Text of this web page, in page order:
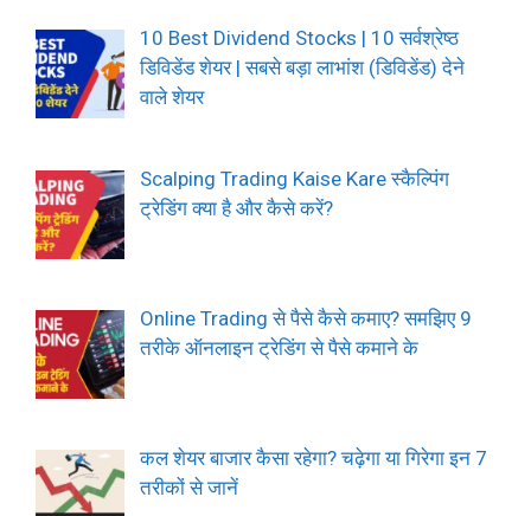
10 Best Dividend Stocks | 10 सर्वश्रेष्ठ
डिविडेंड शेयर | सबसे बड़ा लाभांश (डिविडेंड) देने
वाले शेयर
Scalping Trading Kaise Kare स्कैल्पिंग
ट्रेडिंग क्या है और कैसे करें?
Online Trading से पैसे कैसे कमाए? समझिए 9
तरीके ऑनलाइन ट्रेडिंग से पैसे कमाने के
कल शेयर बाजार कैसा रहेगा? चढ़ेगा या गिरेगा इन 7
तरीकों से जानें